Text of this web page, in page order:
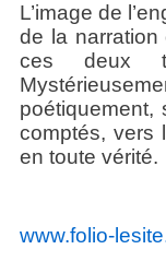
L’image de
de la
ces deux
poétiquement,
comptés, vers
en toute vérité.
www.folio-